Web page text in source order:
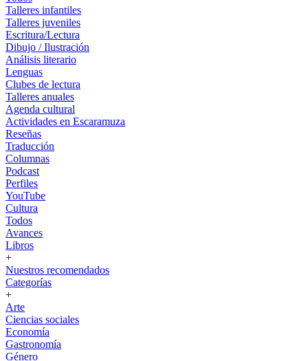
Talleres infantiles
Talleres juveniles
Escritura/Lectura
Dibujo / Ilustración
Análisis literario
Lenguas
Clubes de lectura
Talleres anuales
Agenda cultural
Actividades en Escaramuza
Reseñas
Traducción
Columnas
Podcast
Perfiles
YouTube
Cultura
Todos
Avances
Libros
+
Nuestros recomendados
Categorías
+
Arte
Ciencias sociales
Economía
Gastronomía
Género